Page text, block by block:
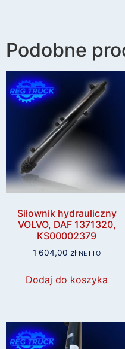
Podobne
Siłownik hydrauliczny
VOLVO, DAF 1371320,
KS00002379
1 604,00 zł NETTO
Dodaj do koszyka